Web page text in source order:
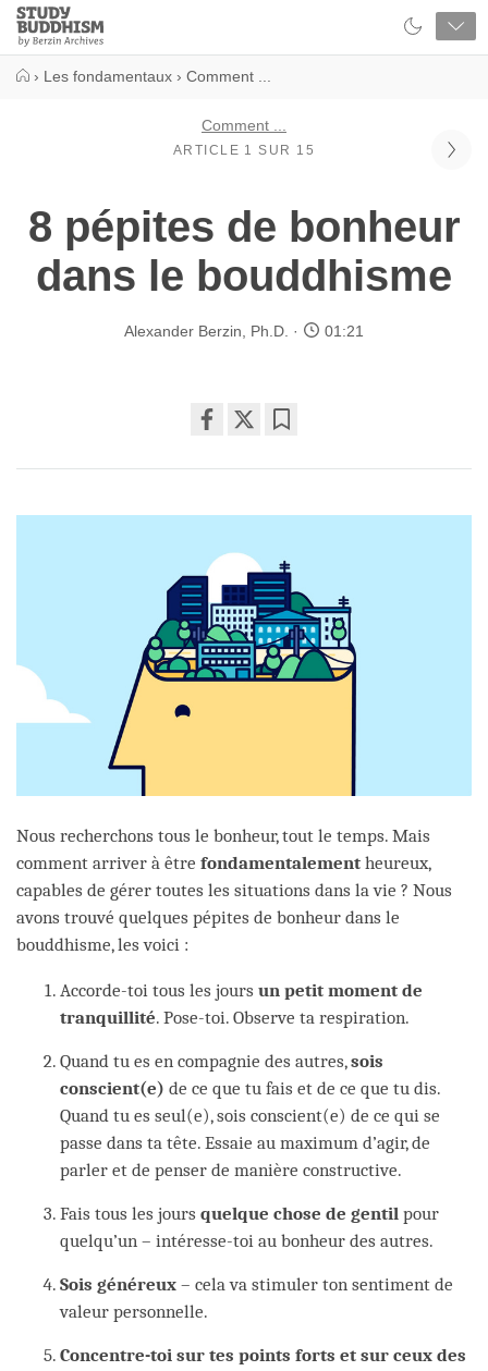
Close
Study
Buddhism
› Les fondamentaux › Comment ...
Comment ...
ARTICLE 1 SUR 15
8 pépites de bonheur
dans le bouddhisme
Alexander Berzin, Ph.D. 01:21
on
Nous recherchons tous le bonheur, tout le temps. Mais
comment arriver à être fondamentalement heureux,
capables de gérer toutes les situations dans la vie ? Nous
avons trouvé quelques pépites de bonheur dans le
bouddhisme, les voici :
Accorde-toi tous les joursun petit moment de
tranquillité. Pose-toi. Observe ta respiration.
Quand tu es en compagnie des autres,sois
conscient(e) de ce que tu fais et de ce que tu dis.
Quand tu es seul(e), sois conscient(e) de ce qui se
passe dans ta tête. Essaie au maximum d’agir, de
parler et de penser de manière constructive.
Fais tous les joursquelque chose de gentil pour
quelqu’un – intéresse-toi au bonheur des autres.
Sois généreux – cela va stimuler ton sentiment de
valeur personnelle.
Concentre-toi sur tes points forts et sur ceux des